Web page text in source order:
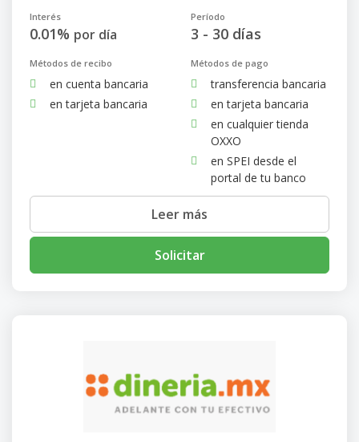
Interés
0.01% por día
Período
3 - 30 días
Métodos de recibo
en cuenta bancaria
en tarjeta bancaria
Métodos de pago
transferencia bancaria
en tarjeta bancaria
en cualquier tienda
OXXO
en SPEI desde el
portal de tu banco
Leer más
Solicitar